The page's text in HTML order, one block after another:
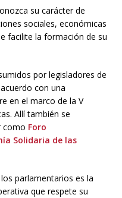
su carácter de
sociales, económicas
facilite la formación de su
por legisladores de
con una
en el marco de la V
Allí también se
como Foro
Solidaria de las
parlamentarios es la
que respete su